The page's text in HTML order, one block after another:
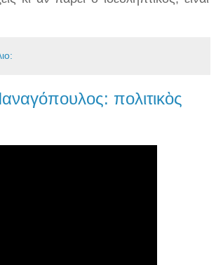
πολιτικὸς